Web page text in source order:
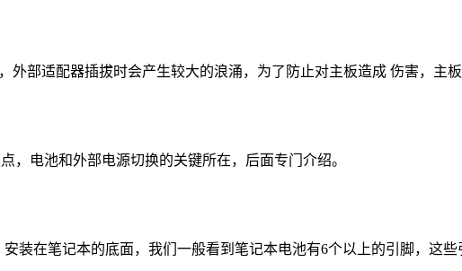
外部适配器插拔时会产生较大的浪涌，为了防止对主板造成 伤害，主
，电池和外部电源切换的关键所在，后面专门介绍。
装在笔记本的底面，我们一般看到笔记本电池有6个以上的引脚，这些